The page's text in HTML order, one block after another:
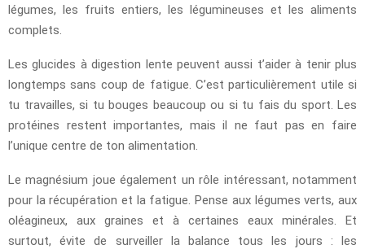
légumes, les fruits entiers, les légumineuses et les aliments
complets.
Les glucides à digestion lente peuvent aussi t’aider à tenir plus
longtemps sans coup de fatigue. C’est particulièrement utile si
tu travailles, si tu bouges beaucoup ou si tu fais du sport. Les
protéines restent importantes, mais il ne faut pas en faire
l’unique centre de ton alimentation.
Le magnésium joue également un rôle intéressant, notamment
pour la récupération et la fatigue. Pense aux légumes verts, aux
oléagineux, aux graines et à certaines eaux minérales. Et
surtout, évite de surveiller la balance tous les jours : les